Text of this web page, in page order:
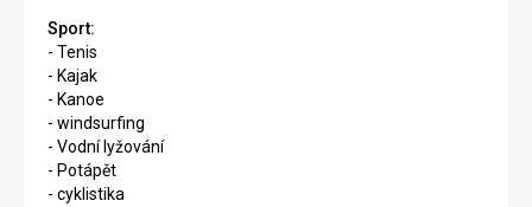
Sport:
- Tenis
- Kajak
- Kanoe
- windsurfing
- Vodní lyžování
- Potápět
- cyklistika